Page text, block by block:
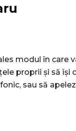
modul în care
proprii și să
sau să